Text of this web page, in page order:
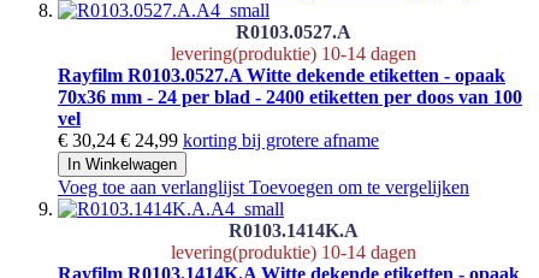
R0103.0527.A
levering(produktie) 10-14 dagen
Rayfilm R0103.0527.A Witte dekende etiketten - opaak
70x36 mm - 24 per blad - 2400 etiketten per doos van 100
vel
€ 30,24 € 24,99 korting bij grotere afname
In Winkelwagen
Voeg toe aan verlanglijst Toevoegen om te vergelijken
R0103.1414K.A
levering(produktie) 10-14 dagen
Rayfilm R0103.1414K.A Witte dekende etiketten - opaak